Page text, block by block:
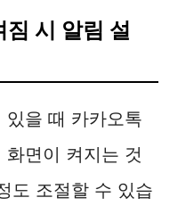
시 알림 설
있을 때 카카오톡
면이 켜지는 것
도 조절할 수 있습